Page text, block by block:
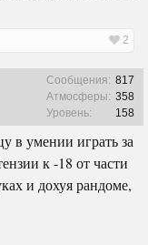
2
Сообщения: 817
Атмосферы: 358
Уровень:
158
в умении играть за
к -18 от части
и дохуя рандоме,